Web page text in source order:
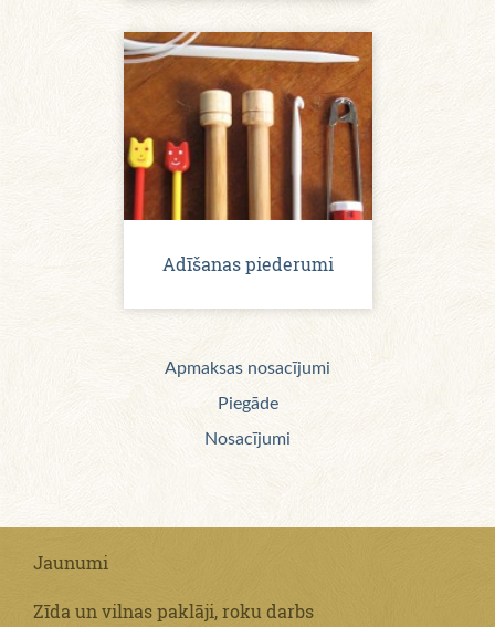
Adīšanas piederumi
Apmaksas nosacījumi
Piegāde
Nosacījumi
Jaunumi
Zīda un vilnas paklāji, roku darbs